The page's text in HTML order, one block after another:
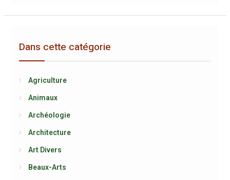
Dans cette catégorie
Agriculture
Animaux
Archéologie
Architecture
Art Divers
Beaux-Arts